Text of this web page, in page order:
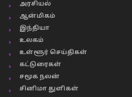
அரசியல்
ஆன்மிகம்
இந்தியா
உலகம்
உள்ளூர் செய்திகள்
கட்டுரைகள்
சமூக நலன்
சினிமா துளிகள்